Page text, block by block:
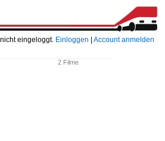
eingeloggt. Einloggen Account anmelden
2 Filme